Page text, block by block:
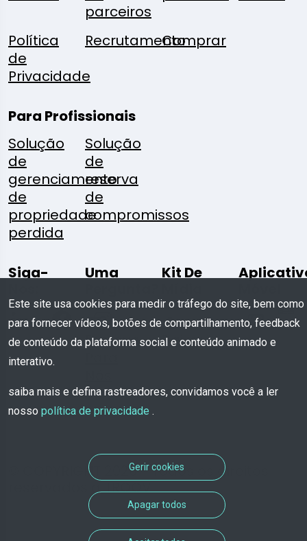
parceiros
Política
de
Privacidade
RecrutamentoComprar
Para Profissionais
Solução
de
gerenciamento
de
propriedade
perdida
Solução
de
reserva
de
compromissos
Siga-
Uma
Escreva
Kit De
Baixar
© COPYRIGHT 2026 - Todos os direitos
reservados a TROOV
Este site usa cookies para medir o tráfego do site, bem como
para fornecer vídeos, botões de compartilhamento, feedback
de conteúdo da plataforma social e conteúdo animado e
interativo.
saiba mais e defina rastreadores, convidamos você a ler
nosso política de privacidade .
Gerir cookies
Apagar todos